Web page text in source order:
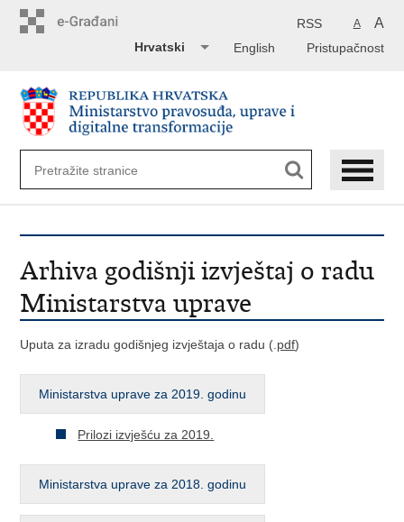
A A
RSS
Pristupačnost
English
Hrvatski
Arhiva godišnji izvještaj o radu
Ministarstva uprave
Uputa za izradu godišnjeg izvještaja o radu (. pdf)
Ministarstva uprave za 2019. godinu
Prilozi izvješću za 2019.
Ministarstva uprave za 2018. godinu